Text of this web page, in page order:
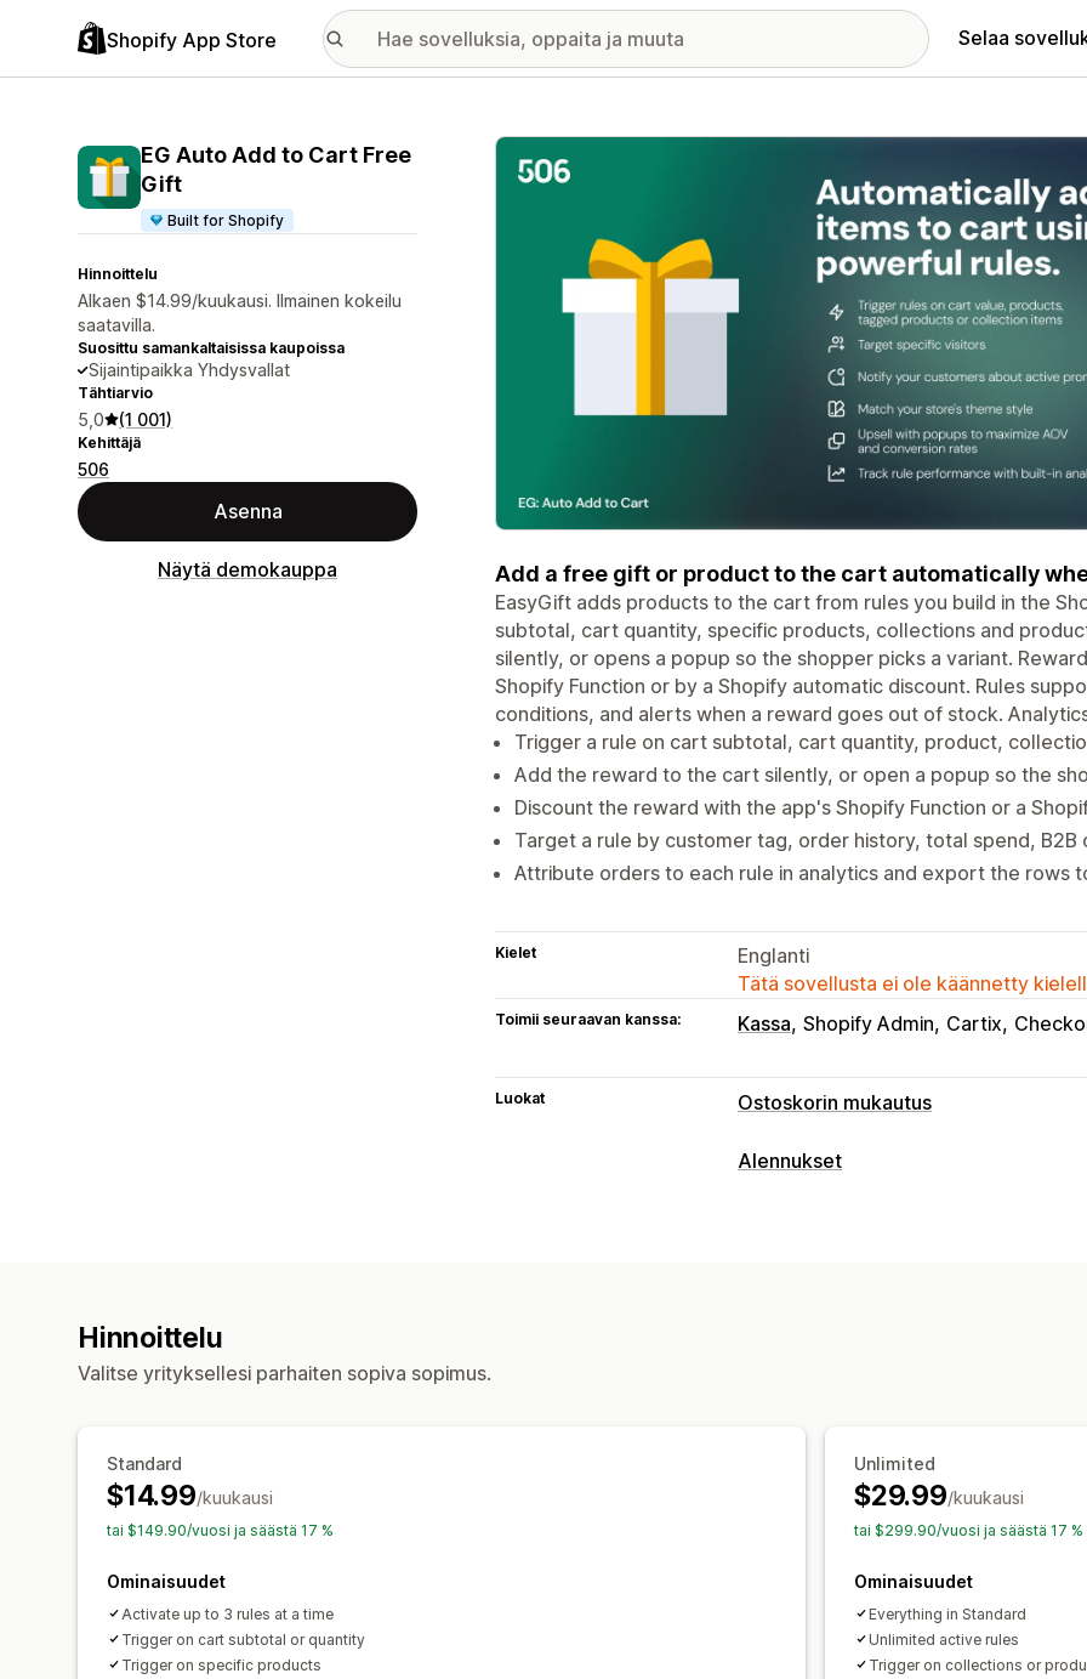
Shopify App Store Selaa
EG Auto Add to Cart Free
Gift
Built for Shopify
Hinnoittelu
Alkaen $14.99/kuukausi. Ilmainen kokeilu
saatavilla.
Suosittu samankaltaisissa kaupoissa
Sijaintipaikka Yhdysvallat
Tähtiarvio
5,0 (1 001)
Kehittäjä
506
Asenna
Näytä demokauppa
Esittelykuvagalleria
Add a free gift or product to the cart automatically
EasyGift adds products to the cart from rules you build in the
subtotal, cart quantity, specific products, collections and
silently, or opens a popup so the shopper picks a variant.
Shopify Function or by a Shopify automatic discount. Rules
conditions, and alerts when a reward goes out of stock.
Trigger a rule on cart subtotal, cart quantity, product,
Add the reward to the cart silently, or open a popup so the
Discount the reward with the app's Shopify Function or a
Target a rule by customer tag, order history, total spend, B2B
Attribute orders to each rule in analytics and export the rows
Kielet
Englanti
Tätä sovellusta ei ole käännetty
Toimii seuraavan kanssa: Kassa Shopify Admin Cartix
Luokat Ostoskorin mukautus
Ostoskorin näkymä
Alennukset
Hinnoittelu
Valitse yrityksellesi parhaiten sopiva sopimus.
Standard
$14.99/kuukausi
tai $149.90/vuosi ja säästä 17 %
Ominaisuudet
Activate up to 3 rules at a time
Trigger on cart subtotal or quantity
Trigger on specific products
Unlimited
$29.99/kuukausi
tai $299.90/vuosi ja säästä 17 %
Ominaisuudet
Everything in Standard
Unlimited active rules
Trigger on collections or